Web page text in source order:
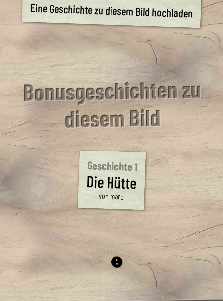
Eine Geschichte zu diesem Bild hochladen
Bonusgeschichten zu
diesem Bild
Geschichte 1
Die Hütte
von maro